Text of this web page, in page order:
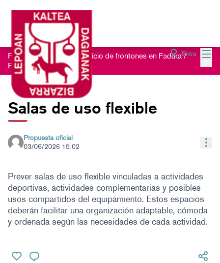
Entra
Proceso participativo edificio de frontones en Fadura /
Propuestas
Salas de uso flexible
Propuesta oficial
03/06/2026 15:02
Prever salas de uso flexible vinculadas a actividades
deportivas, actividades complementarias y posibles
usos compartidos del equipamiento. Estos espacios
deberán facilitar una organización adaptable, cómoda
y ordenada según las necesidades de cada actividad.